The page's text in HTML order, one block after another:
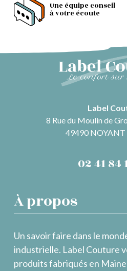
Une équipe conseil
à votre écoute
Label
8 Rue du Moulin de
49490 NOYANT
02 41 84
À propos
Un savoir faire dans le
industrielle. Label Couture
produits fabriqués en